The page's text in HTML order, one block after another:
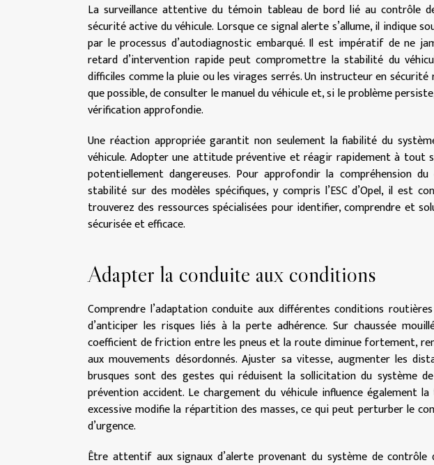
La surveillance attentive du témoin tableau de bord lié au contrôle
sécurité active du véhicule. Lorsque ce signal alerte s’allume, il indique
par le processus d’autodiagnostic embarqué. Il est impératif de ne
retard d’intervention rapide peut compromettre la stabilité du
difficiles comme la pluie ou les virages serrés. Un instructeur en
que possible, de consulter le manuel du véhicule et, si le problème
vérification approfondie.
Une réaction appropriée garantit non seulement la fiabilité du
véhicule. Adopter une attitude préventive et réagir rapidement à tout
potentiellement dangereuses. Pour approfondir la compréhension
stabilité sur des modèles spécifiques, y compris l’ESC d’Opel, il est
trouverez des ressources spécialisées pour identifier, comprendre et
sécurisée et efficace.
Adapter la conduite aux conditions
Comprendre l’adaptation conduite aux différentes conditions
d’anticiper les risques liés à la perte adhérence. Sur chaussée
coefficient de friction entre les pneus et la route diminue fortement,
aux mouvements désordonnés. Ajuster sa vitesse, augmenter les
brusques sont des gestes qui réduisent la sollicitation du système
prévention accident. Le chargement du véhicule influence également
excessive modifie la répartition des masses, ce qui peut perturber le
d’urgence.
Être attentif aux signaux d’alerte provenant du système de